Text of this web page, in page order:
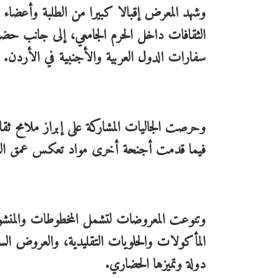
وشهد المعرض إقبالا كبيرا من الطلبة
الثقافات داخل الحرم الجامعي، إلى جانب
سفارات الدول العربية والأجنبية في الأردن.
وحرصت الجاليات المشاركة على إبراز ملامح
فيما قدمت أجنحة أخرى مواد تعكس عمق
وتنوعت المعروضات لتشمل المخطوطات
المأكولات والحلويات التقليدية، والعروض
دولة وتميزها الحضاري.